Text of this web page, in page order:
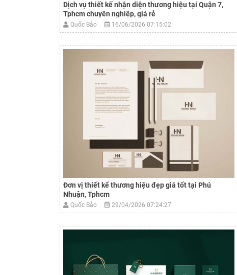
Dịch vụ thiết kế nhận diện thương hiệu tại Quận 7,
Tphcm chuyên nghiệp, giá rẻ
Quốc Bảo 16/06/2026 07:15:02
Đơn vị thiết kế thương hiệu đẹp giá tốt tại Phú
Nhuận, Tphcm
Quốc Bảo 29/04/2026 07:24:27